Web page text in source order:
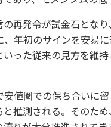
再発令が試金石とな
年初のサインを安易
った従来の見方を維
値圏での保ち合いに
推測される。そのた